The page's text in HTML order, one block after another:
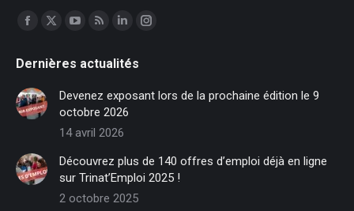
Trouvez nous sur :
Facebook
opens
in
new
window
X
opens
new
window
opens
in
new
window
opens
in
new
window
LinkedIn
opens
in
new
window
Instagram
in
Dernières actualités
Devenez exposant lors de la prochaine édition le 9
octobre 2026
14 avril 2026
Découvrez plus de 140 offres d’emploi déjà en ligne
sur Trinat’Emploi 2025 !
2 octobre 2025